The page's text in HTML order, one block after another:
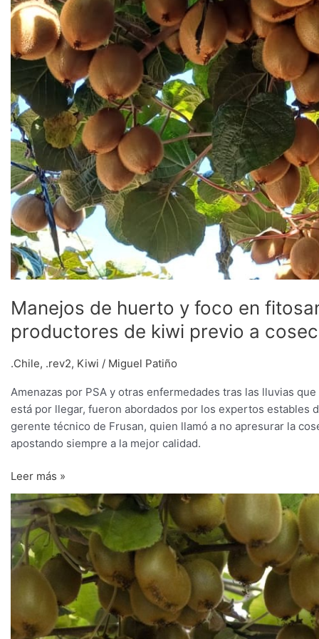
Manejos de huerto y foco en
productores de kiwi previo a
.Chile, .rev2, Kiwi / Miguel Patiño
Amenazas por PSA y otras enfermedades tras las lluvias
está por llegar, fueron abordados por los expertos estables
gerente técnico de Frusan, quien llamó a no apresurar la
apostando siempre a la mejor calidad.
a
cosecha
Leer más »
Comité
del
kiwi
proyecta
que
años